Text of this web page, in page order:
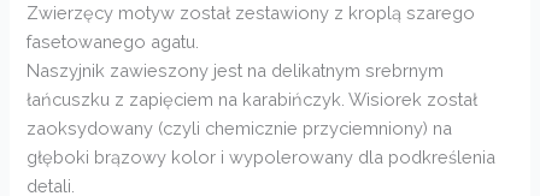
Zwierzęcy motyw został zestawiony z kroplą szarego
fasetowanego agatu.
Naszyjnik zawieszony jest na delikatnym srebrnym
łańcuszku z zapięciem na karabińczyk. Wisiorek został
zaoksydowany (czyli chemicznie przyciemniony) na
głęboki brązowy kolor i wypolerowany dla podkreślenia
detali.